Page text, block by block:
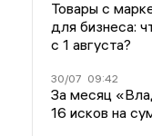
Товары с
для бизнеса:
с 1 августа?
30/07 09:42
За месяц
16 исков на